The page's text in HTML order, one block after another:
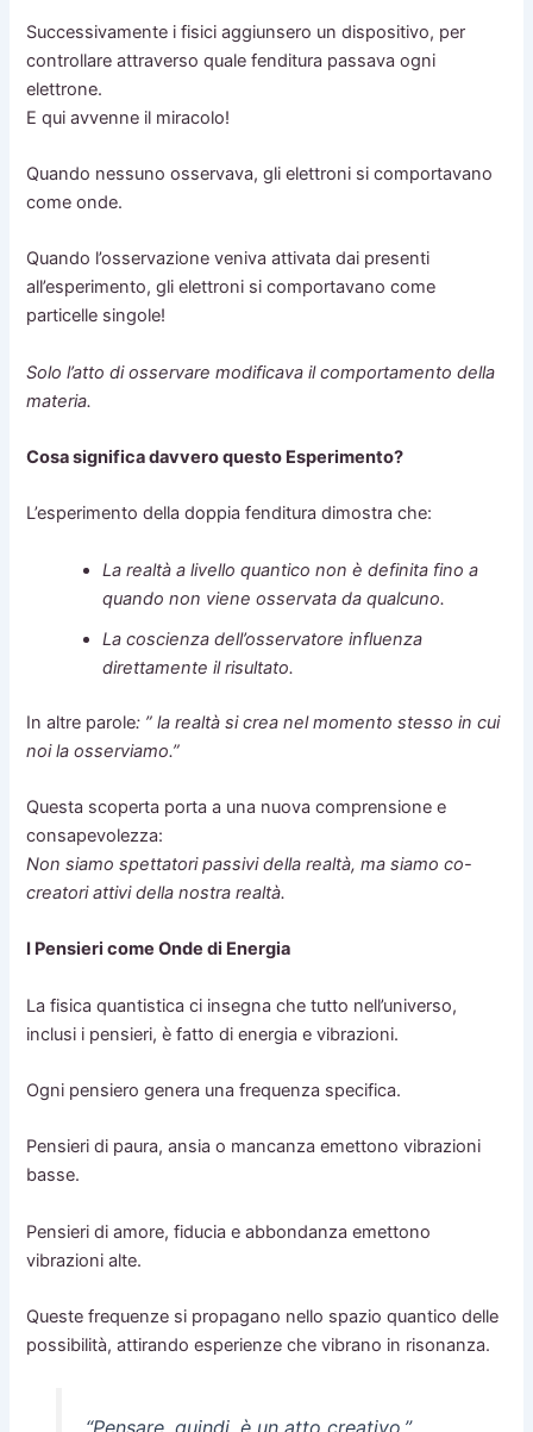
Successivamente i fisici aggiunsero un dispositivo, per
controllare attraverso quale fenditura passava ogni
elettrone.
E qui avvenne il miracolo!
Quando nessuno osservava, gli elettroni si comportavano
come onde.
Quando l’osservazione veniva attivata dai presenti
all’esperimento, gli elettroni si comportavano come
particelle singole!
Solo l’atto di osservare modificava il comportamento della
materia.
Cosa significa davvero questo Esperimento?
L’esperimento della doppia fenditura dimostra che:
La realtà a livello quantico non è definita fino a
quando non viene osservata da qualcuno.
La coscienza dell’osservatore influenza
direttamente il risultato.
In altre parole: ” la realtà si crea nel momento stesso in cui
noi la osserviamo.”
Questa scoperta porta a una nuova comprensione e
consapevolezza:
Non siamo spettatori passivi della realtà, ma siamo co-
creatori attivi della nostra realtà.
I Pensieri come Onde di Energia
La fisica quantistica ci insegna che tutto nell’universo,
inclusi i pensieri, è fatto di energia e vibrazioni.
Ogni pensiero genera una frequenza specifica.
Pensieri di paura, ansia o mancanza emettono vibrazioni
basse.
Pensieri di amore, fiducia e abbondanza emettono
vibrazioni alte.
Queste frequenze si propagano nello spazio quantico delle
possibilità, attirando esperienze che vibrano in risonanza.
“Pensare, quindi, è un atto creativo.”